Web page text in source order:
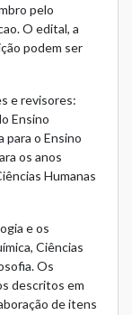
pelo
O edital, a
podem ser
e revisores:
Ensino
para o Ensino
os anos
Humanas
e os
Ciências
Os
descritos em
de itens